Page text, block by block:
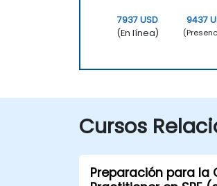
7937 USD
(En línea)
9437
Cursos
Preparación para la